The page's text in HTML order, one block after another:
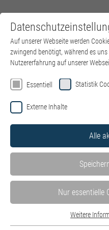
Auf unserer Webseite werden
zwingend benötigt, während es
Nutzererfahrung auf unserer
Essentiell Statistik
Externe Inhalte
Alle
Nur essentielle
Weitere